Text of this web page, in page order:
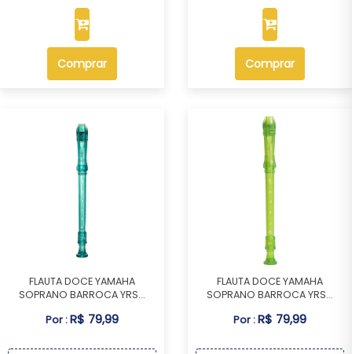
Comprar Comprar
FLAUTA DOCE YAMAHA
SOPRANO BARROCA YRS...
Por :R$ 79,99
FLAUTA DOCE YAMAHA
SOPRANO BARROCA YRS...
Por :R$ 79,99